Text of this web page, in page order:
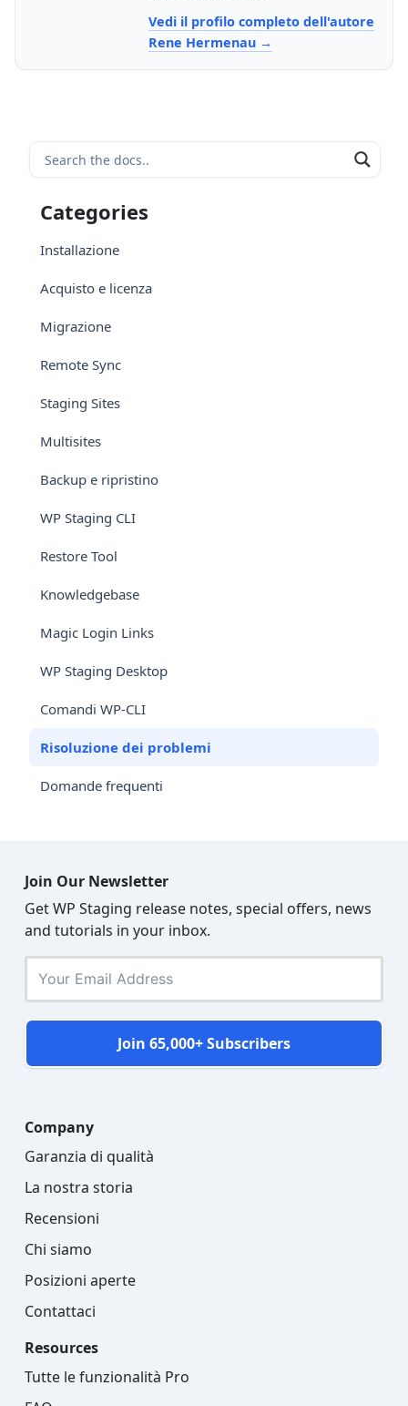
Vedi il profilo completo dell'autore
Rene Hermenau
Categories
Installazione
Acquisto e licenza
Migrazione
Remote Sync
Staging Sites
Multisites
Backup e ripristino
WP Staging CLI
Restore Tool
Knowledgebase
Magic Login Links
WP Staging Desktop
Comandi WP-CLI
Risoluzione dei problemi
Domande frequenti
Join Our Newsletter
Get WP Staging release notes, special offers, news
and tutorials in your inbox.
Join 65,000+ Subscribers
Company
Garanzia di qualità
La nostra storia
Recensioni
Chi siamo
Posizioni aperte
Contattaci
Resources
Tutte le funzionalità Pro